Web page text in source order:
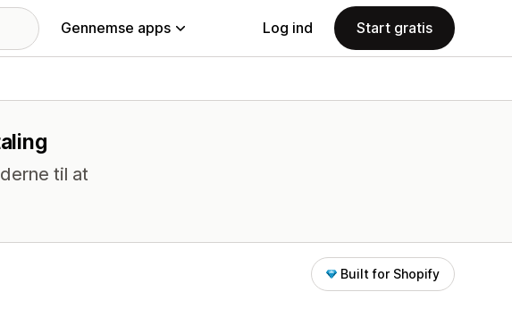
Gennemse apps Log ind Start gratis
til at
Built for Shopify